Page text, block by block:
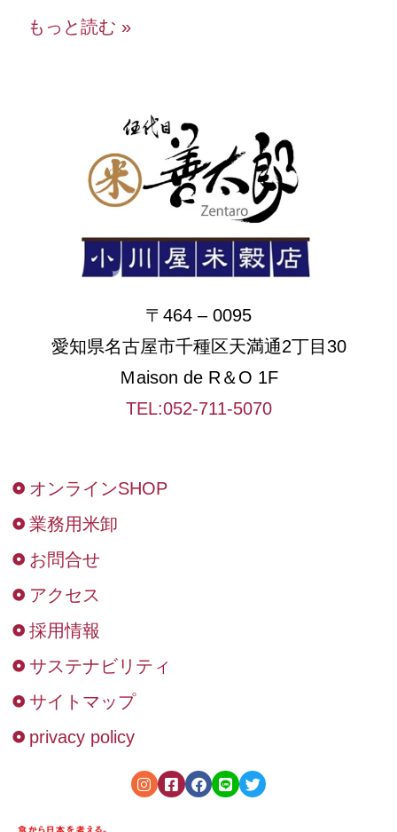
もっと読む »
〒464 – 0095
愛知県名古屋市千種区天満通2丁目30
Ｍaison de R＆O 1F
TEL:052-711-5070
オンラインSHOP
業務用米卸
お問合せ
アクセス
採用情報
サステナビリティ
サイトマップ
privacy policy